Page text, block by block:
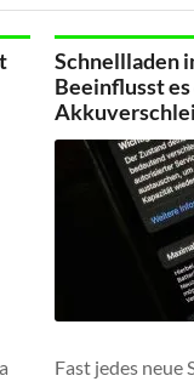
Schnellladen
Beeinflusst
Fast jedes